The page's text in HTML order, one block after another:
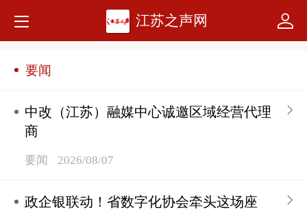
江苏之声网
要闻
中改（江苏）融媒中心诚邀区域经营代理
商
要闻 2026/08/07
政企银联动！省数字化协会牵头这场座